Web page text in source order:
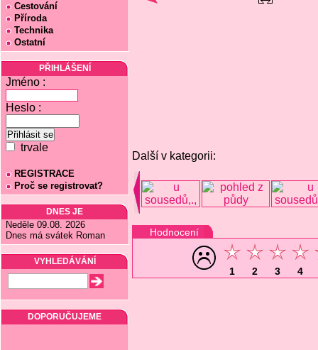
Cestování
Příroda
Technika
Ostatní
PŘIHLÁŠENÍ
Jméno :
Heslo :
trvale
REGISTRACE
Proč se registrovat?
DNES JE
Neděle 09.08. 2026
Dnes má svátek Roman
VYHLEDÁVÁNÍ
DOPORUČUJEME
Další v kategorii:
Hodnocení
1 2 3 4